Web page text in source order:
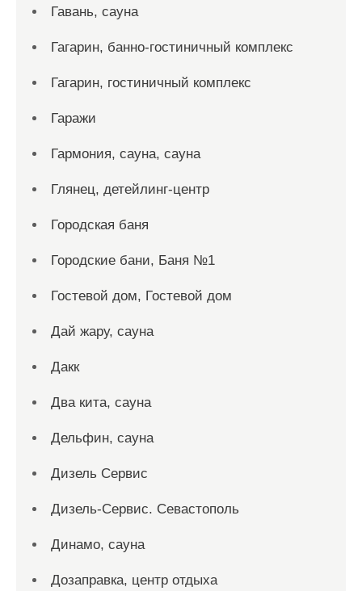
Гавань, сауна
Гагарин, банно-гостиничный комплекс
Гагарин, гостиничный комплекс
Гаражи
Гармония, сауна, сауна
Глянец, детейлинг-центр
Городская баня
Городские бани, Баня №1
Гостевой дом, Гостевой дом
Дай жару, сауна
Дакк
Два кита, сауна
Дельфин, сауна
Дизель Сервис
Дизель-Сервис. Севастополь
Динамо, сауна
Дозаправка, центр отдыха